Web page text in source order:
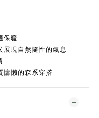
保暖
展現自然隨性的氣息
慵懶的森系穿搭